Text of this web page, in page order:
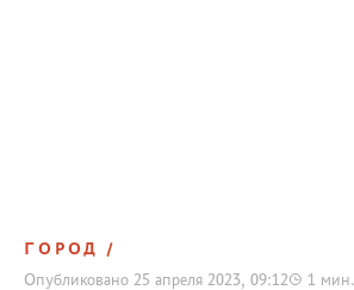
ГОРОД
Опубликовано 25 апреля 2023, 09:12 1 мин.